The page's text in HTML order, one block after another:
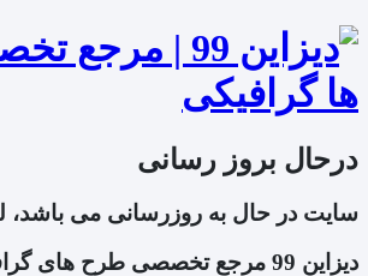
درحال بروز رسانی
سایت در حال به روزرسانی می باشد،
دیزاین 99 مرجع تخصصی طرح های گرافیکی